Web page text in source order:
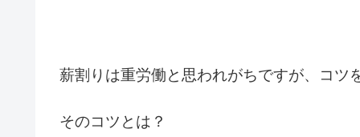
薪割りは重労働と思われがちですが、コツ
そのコツとは？